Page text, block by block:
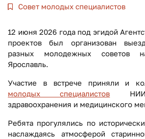
Совет молодых специалистов
12 июня 2026 года под эгидой
проектов был организован
разных молодежных советов
Ярославль.
Участие в встрече приняли и
молодых специалистов НИИ
здравоохранения и медицинского
Ребята прогулялись по
наслаждаясь атмосферой